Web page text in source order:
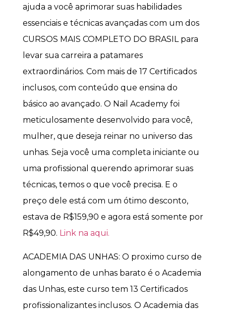
ajuda a você aprimorar suas habilidades
essenciais e técnicas avançadas com um dos
CURSOS MAIS COMPLETO DO BRASIL para
levar sua carreira a patamares
extraordinários. Com mais de 17 Certificados
inclusos, com conteúdo que ensina do
básico ao avançado. O Nail Academy foi
meticulosamente desenvolvido para você,
mulher, que deseja reinar no universo das
unhas. Seja você uma completa iniciante ou
uma profissional querendo aprimorar suas
técnicas, temos o que você precisa. E o
preço dele está com um ótimo desconto,
estava de R$159,90 e agora está somente por
R$49,90. Link na aqui.
ACADEMIA DAS UNHAS: O proximo curso de
alongamento de unhas barato é o Academia
das Unhas, este curso tem 13 Certificados
profissionalizantes inclusos. O Academia das